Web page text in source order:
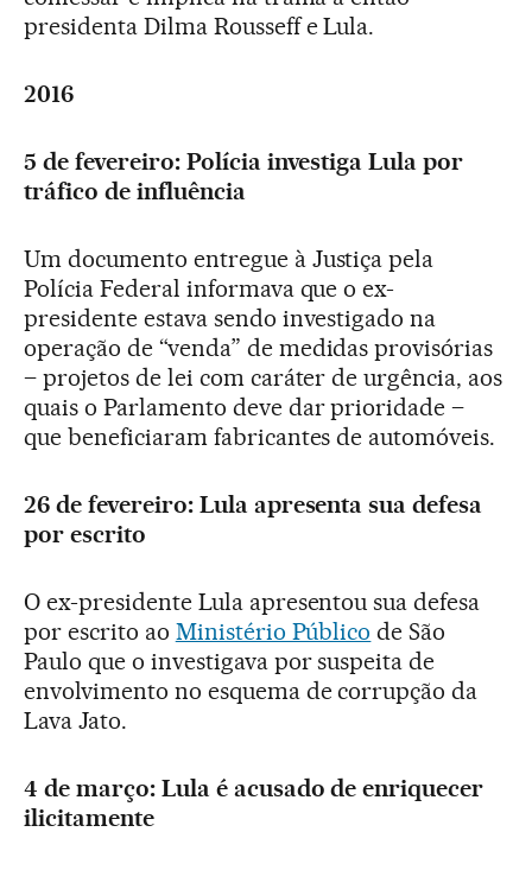
presidenta Dilma Rousseff e Lula.
2016
5 de fevereiro: Polícia investiga Lula por
tráfico de influência
Um documento entregue à Justiça pela
Polícia Federal informava que o ex-
presidente estava sendo investigado na
operação de “venda” de medidas provisórias
– projetos de lei com caráter de urgência, aos
quais o Parlamento deve dar prioridade –
que beneficiaram fabricantes de automóveis.
26 de fevereiro: Lula apresenta sua defesa
por escrito
O ex-presidente Lula apresentou sua defesa
por escrito ao Ministério Público de São
Paulo que o investigava por suspeita de
envolvimento no esquema de corrupção da
Lava Jato.
4 de março: Lula é acusado de enriquecer
ilicitamente